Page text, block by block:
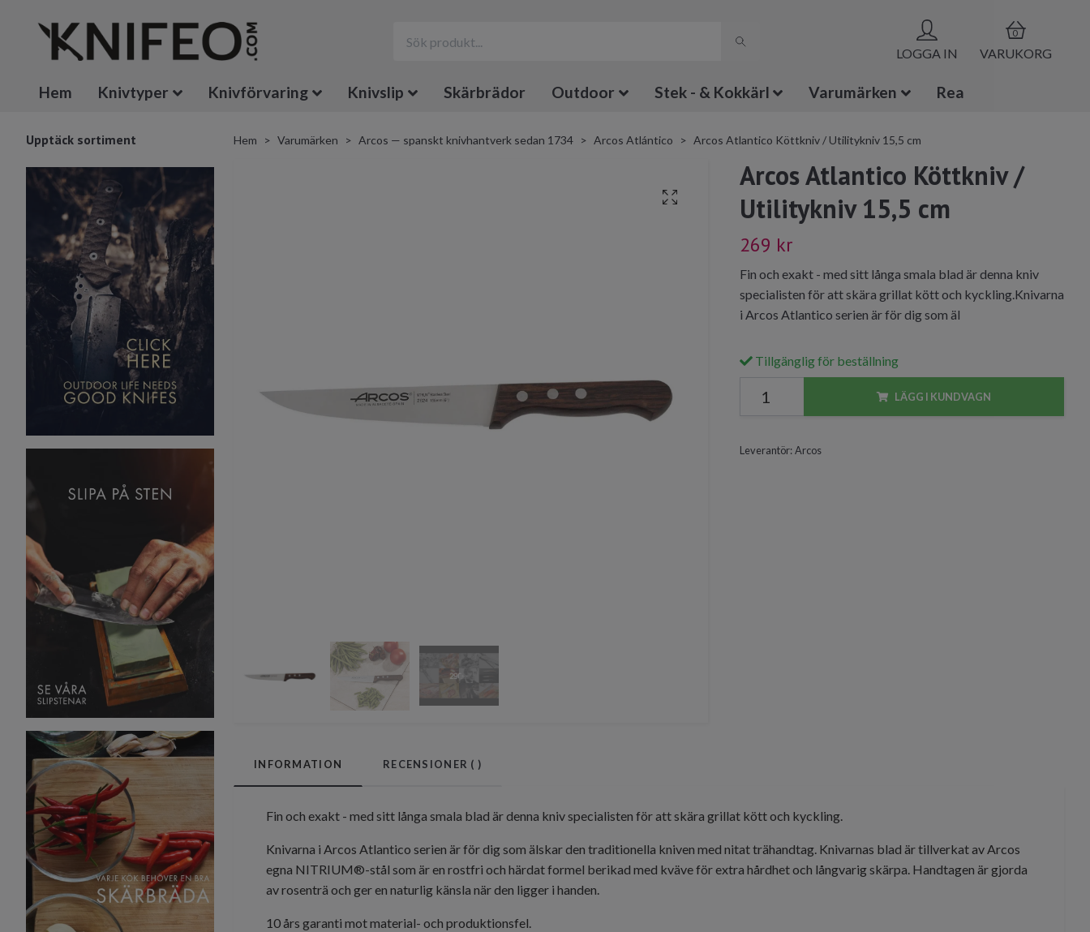
LOGGA IN
0
VARUKORG
Hem Knivtyper Knivförvaring Knivslip Skärbrädor Outdoor Stek - & Kokkärl Varumärken Rea
Upptäck sortiment Hem Varumärken Arcos — spanskt knivhantverk sedan 1734 Arcos Atlántico Arcos Atlantico Köttkniv / Utilitykniv 15,5 cm
Arcos Atlantico Köttkniv /
Utilitykniv 15,5 cm
269 kr
Fin och exakt - med sitt långa smala blad är denna kniv
specialisten för att skära grillat kött och kyckling.Knivarna
i Arcos Atlantico serien är för dig som äl
Tillgänglig för beställning
LÄGG I KUNDVAGN
Leverantör:Arcos
INFORMATION RECENSIONER ( )
Fin och exakt - med sitt långa smala blad är denna kniv specialisten för att skära grillat kött och kyckling.
Knivarna i Arcos Atlantico serien är för dig som älskar den traditionella kniven med nitat trähandtag. Knivarnas blad är tillverkat av Arcos
egna NITRIUM®-stål som är en rostfri och härdat formel berikad med kväve för extra hårdhet och långvarig skärpa. Handtagen är gjorda
av rosenträ och ger en naturlig känsla när den ligger i handen.
10 års garanti mot material- och produktionsfel.